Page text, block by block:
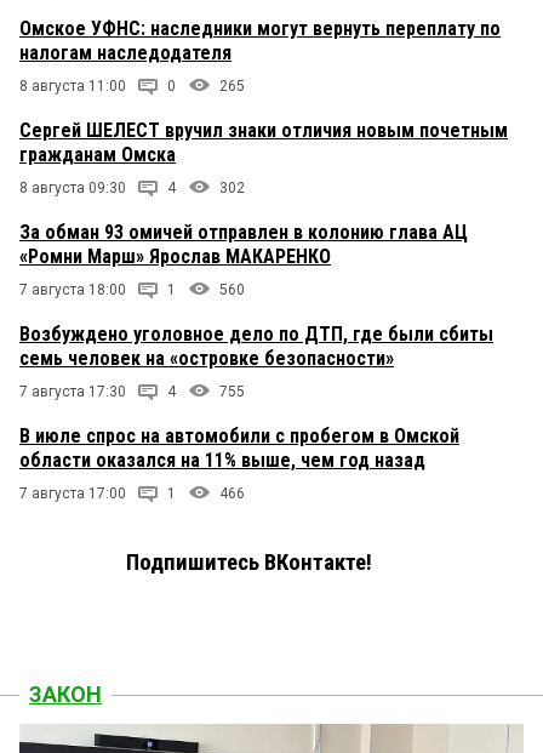
Омское УФНС: наследники могут вернуть переплату по
налогам наследодателя
8 августа 11:00 0 265
Сергей ШЕЛЕСТ вручил знаки отличия новым почетным
гражданам Омска
8 августа 09:30 4 302
За обман 93 омичей отправлен в колонию глава АЦ
«Ромни Марш» Ярослав МАКАРЕНКО
7 августа 18:00 1 560
Возбуждено уголовное дело по ДТП, где были сбиты
семь человек на «островке безопасности»
7 августа 17:30 4 755
В июле спрос на автомобили с пробегом в Омской
области оказался на 11% выше, чем год назад
7 августа 17:00 1 466
Подпишитесь ВКонтакте!
ЗАКОН